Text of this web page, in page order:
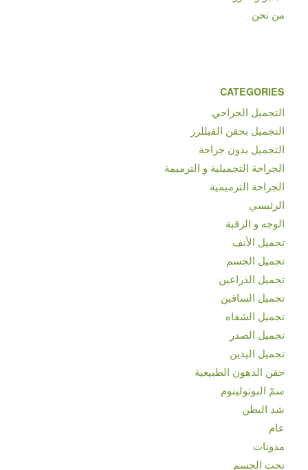
من نحن
CATEGORIES
التجميل الجراحي
التجميل بحقن الفيللرز
التجميل بدون جراحة
الجراحة التجميلية و الترميمة
الجراحة الترميمية
الرئيسي
الوجه و الرقبة
تجميل الأنف
تجميل الجسم
تجميل الذراعين
تجميل الساقين
تجميل الشفاه
تجميل الصدر
تجميل اليدين
حقن الدهون الطبيعية
سمّ البوتولينوم
شد البطن
عام
مدونات
نحت الجسم